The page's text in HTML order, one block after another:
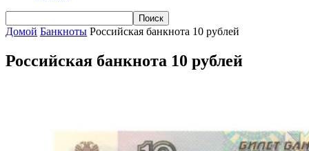
Домой Банкноты Российская банкнота 10 рублей
Российская банкнота 10 рублей